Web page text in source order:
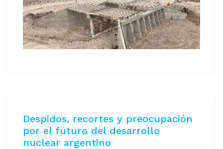
Despidos, recortes y preocupación
por el futuro del desarrollo
nuclear argentino